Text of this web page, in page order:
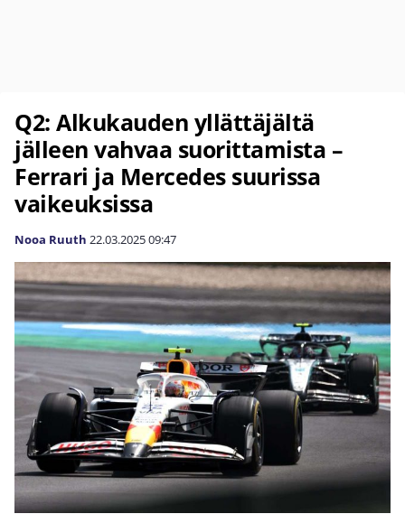
Q2: Alkukauden yllättäjältä
jälleen vahvaa suorittamista –
Ferrari ja Mercedes suurissa
vaikeuksissa
Nooa Ruuth 22.03.202509:47